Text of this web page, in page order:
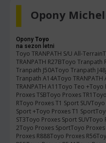
Opony
Opony Toyo
na sezon letni
Toyo TRANPATH S/U All-Terrain
TRANPATH R27BToyo Tranpath
Tranpath J50AToyo Tranpath J48J
Tranpath A14AToyo TRANPATH
TRANPATH A11Toyo Teo +Toyo
Proxes TSBToyo Proxes TR1
RToyo Proxes T1 Sport SUVToyo
Sport +Toyo Proxes T1 Sport
ST3Toyo Proxes Sport SUVToyo
2Toyo Proxes SportToyo Proxes
Proxes R888Toyo Proxes R56